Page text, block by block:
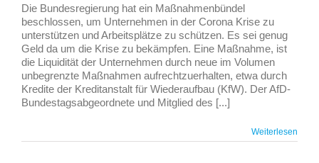
Unternehmen
müssen
schnell
unbürokratisch
Kredite
bekommen
Die Bundesregierung hat ein Maßnahmenbündel
beschlossen, um Unternehmen in der Corona Krise zu
unterstützen und Arbeitsplätze zu schützen. Es sei genug
Geld da um die Krise zu bekämpfen. Eine Maßnahme, ist
die Liquidität der Unternehmen durch neue im Volumen
unbegrenzte Maßnahmen aufrechtzuerhalten, etwa durch
Kredite der Kreditanstalt für Wiederaufbau (KfW). Der AfD-
Bundestagsabgeordnete und Mitglied des [...]
Weiterlesen